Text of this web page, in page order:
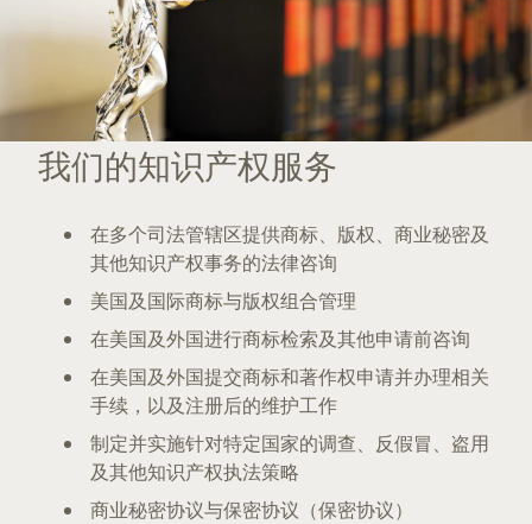
我们的知识产权服务
在多个司法管辖区提供商标、版权、商业秘密及
其他知识产权事务的法律咨询
美国及国际商标与版权组合管理
在美国及外国进行商标检索及其他申请前咨询
在美国及外国提交商标和著作权申请并办理相关
手续，以及注册后的维护工作
制定并实施针对特定国家的调查、反假冒、盗用
及其他知识产权执法策略
商业秘密协议与保密协议（保密协议）